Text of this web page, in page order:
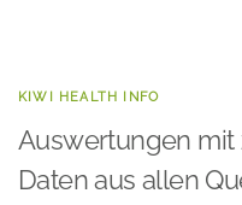
KIWI HEALTH INFO
Auswertungen
Daten aus allen